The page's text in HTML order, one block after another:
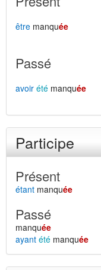
être manquée
Passé
avoir été manquée
Participe
Présent
étant manquée
Passé
manquée
ayant été manquée